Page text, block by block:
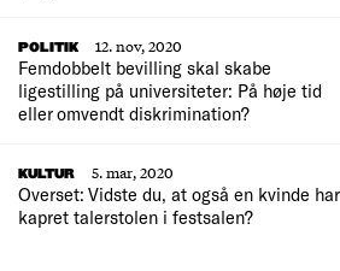
POLITIK
12. nov, 2020
Femdobbelt bevilling skal skabe
ligestilling på universiteter: På høje tid
eller omvendt diskrimination?
KULTUR
5. mar, 2020
Overset: Vidste du, at også en kvinde har
kapret talerstolen i festsalen?